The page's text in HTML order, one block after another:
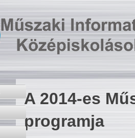
A 2014-es
programja